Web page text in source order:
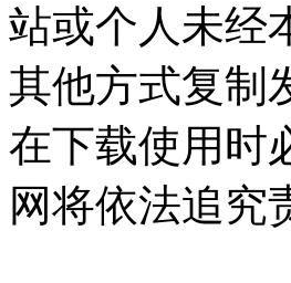
站或个人未经
其他方式复制
在下载使用时
网将依法追究